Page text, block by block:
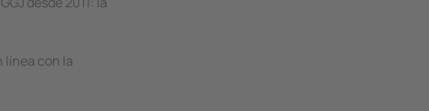
línea con la